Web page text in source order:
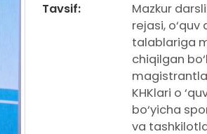
Tavsif:
Mazkur
rejasi,
talablariga
chiqilgan
KHKlari o
bo‘yicha
va